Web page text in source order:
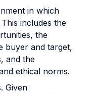
in which
includes the
the
buyer and target,
and the
ethical norms.
Given